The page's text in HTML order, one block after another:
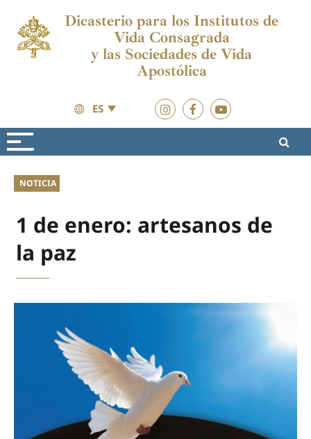
Dicasterio para los Institutos de
Vida Consagrada
y las Sociedades de Vida
Apostólica
ES
Actualidad
NOTICIA
1 de enero: artesanos de
la paz